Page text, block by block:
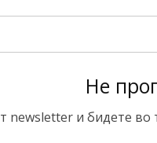
Не
newsletter и бидете во